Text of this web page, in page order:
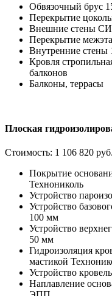
Обвязочный брус
Перекрытие
Внешние стены
Перекрытие
Внутренние стены
Кровля
балконов
Балконы, террасы
Плоская
Стоимость: 1 106 820 руб.
Покрытие
Технониколь
Устройство
Устройство
100 мм
Устройство
50 мм
Гидроизоляция
мастикой
Устройство
Наплавление